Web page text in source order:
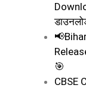
🎯
CBSE